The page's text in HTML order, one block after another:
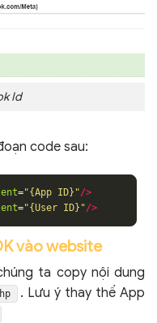
Id
code sau:
="{App ID}"/>
="{User ID}"/>
vào website
ta copy nội dung
. Lưu ý thay thế App